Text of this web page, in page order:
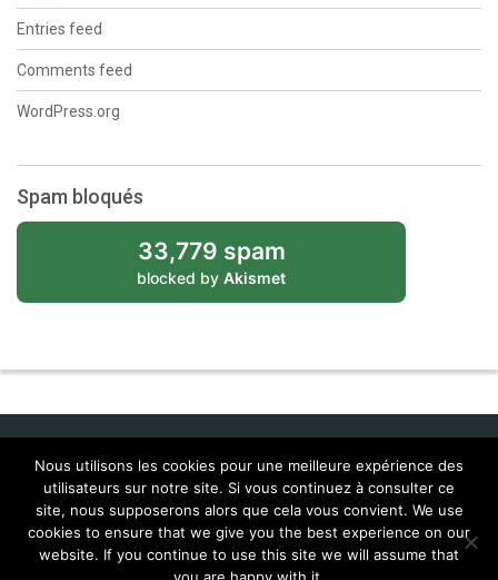
Entries feed
Comments feed
WordPress.org
Spam bloqués
33,779 spam
blocked by Akismet
Idol Corporate
Contacts Feral Interactive
Localisations (Corentin & Josy)
Nous utilisons les cookies pour une meilleure expérience des
utilisateurs sur notre site. Si vous continuez à consulter ce
site, nous supposerons alors que cela vous convient. We use
cookies to ensure that we give you the best experience on our
website. If you continue to use this site we will assume that